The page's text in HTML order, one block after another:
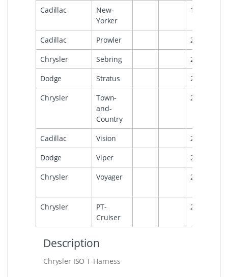
Cadillac
New-
Yorker
1997
Cadillac Prowler
2002
Chrysler
Sebring
2000
Dodge
Stratus
2000
Chrysler
Town-
and-
Country
2000
Cadillac Vision
2000
Dodge
Viper
2001
Chrysler
Voyager 2000
Chrysler
PT-
Cruiser
2001
Description
Chrysler ISO T-Harness